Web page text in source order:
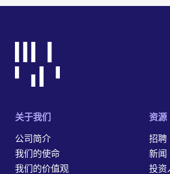
关于我们
公司简介
我们的使命
我们的价值观
资源
招聘
新闻
投资